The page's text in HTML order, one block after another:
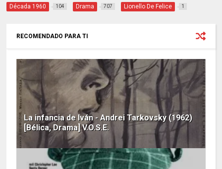
Década 1960 104 Drama 707 Lionello De Felice 1
RECOMENDADO PARA TI
La infancia de Iván - Andrei Tarkovsky (1962)
[Bélica, Drama] V.O.S.E.